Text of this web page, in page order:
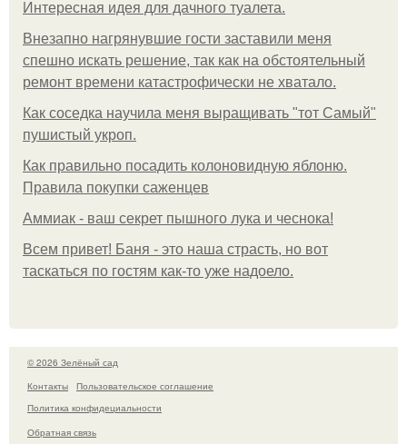
Интересная идея для дачного туалета.
Внезапно нагрянувшие гости заставили меня
спешно искать решение, так как на обстоятельный
ремонт времени катастрофически не хватало.
Как соседка научила меня выращивать "тот Самый"
пушистый укроп.
Как правильно посадить колоновидную яблоню.
Правила покупки саженцев
Аммиак - ваш секрет пышного лука и чеснока!
Всем привет! Баня - это наша страсть, но вот
таскаться по гостям как-то уже надоело.
© 2026 Зелёный сад
Контакты
Пользовательское соглашение
Политика конфидециальности
Обратная связь